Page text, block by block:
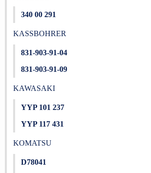
340 00 291
KASSBOHRER
831-903-91-04
831-903-91-09
KAWASAKI
YYP 101 237
YYP 117 431
KOMATSU
D78041